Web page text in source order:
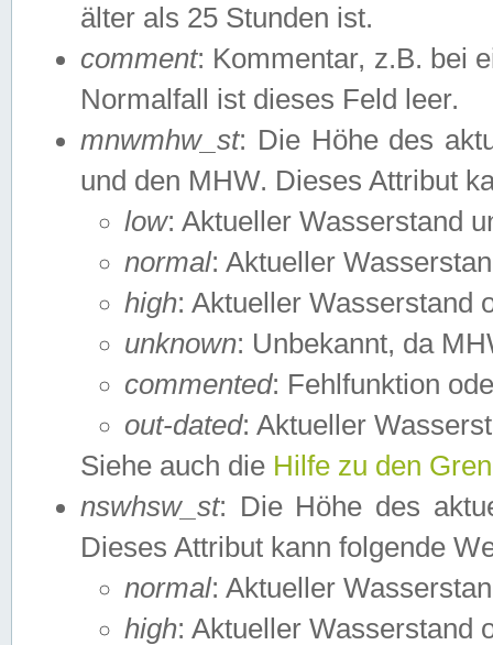
älter als 25 Stunden ist.
comment: Kommentar, z.B. bei
Normalfall ist dieses Feld leer.
mnwmhw_st: Die Höhe des
und den MHW. Dieses Attribut
low: Aktueller Wasserstand
normal: Aktueller
high: Aktueller Wasserstand
unknown: Unbekannt, da
commented: Fehlfunktion
out-dated: Aktueller
Siehe auch die Hilfe zu den
nswhsw_st: Die Höhe des
Dieses Attribut kann folgende
normal: Aktueller
high: Aktueller Wasserstand